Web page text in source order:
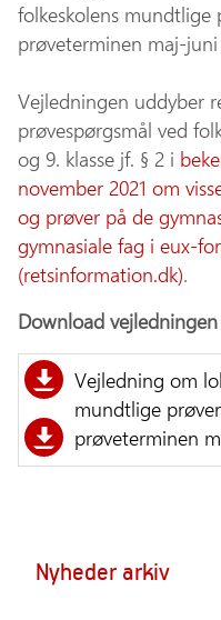
folkeskolens mundtlige
prøveterminen maj-juni
Vejledningen uddyber
prøvespørgsmål ved
og 9. klasse jf. § 2 i
november 2021 om
og prøver på de
gymnasiale fag i eux-
(retsinformation.dk).
Download
Vejledning om
mundtlige
prøveterminen
Nyheder arkiv